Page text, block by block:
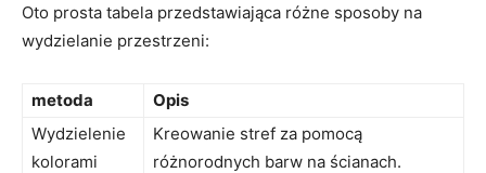
Oto prosta tabela przedstawiająca różne sposoby na
wydzielanie przestrzeni:
metoda
Opis
Wydzielenie
kolorami
Kreowanie stref za⁤ pomocą
różnorodnych barw na ścianach.